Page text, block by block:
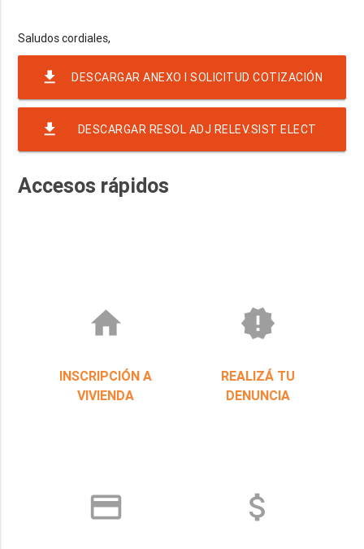
file_download DESCARGAR ANEXO I SOLICITUD COTIZACIÓN
19-26 - SERV. REVISIÓN Y DIAGNÓSTICO CENTRAL
file_download DESCARGAR RESOL ADJ RELEV.SIST ELECT
Accesos rápidos
home
INSCRIPCIÓN A
VIVIENDA
new_releases
REALIZÁ TU
DENUNCIA
credit_card attach_money